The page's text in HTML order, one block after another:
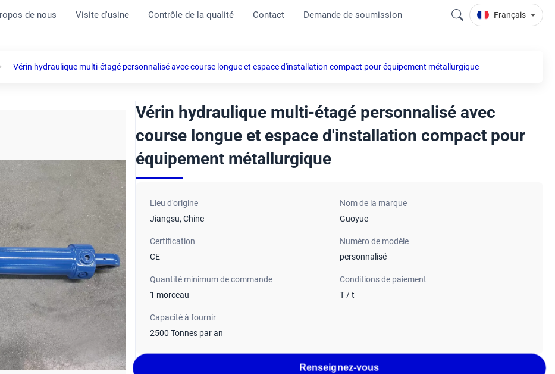
de nous Visite d'usine Contrôle de la qualité Contact Demande de soumission Français
Vérin hydraulique multi-étagé personnalisé avec course longue et espace d'installation compact pour équipement métallurgique
Vérin hydraulique multi-étagé personnalisé avec
course longue et espace d'installation compact pour
équipement métallurgique
Lieu d'origine
Jiangsu, Chine
Nom de la marque
Guoyue
Certification
CE
Numéro de modèle
personnalisé
Quantité minimum de commande
1 morceau
Conditions de paiement
T / t
Capacité à fournir
2500 Tonnes par an
Renseignez-vous